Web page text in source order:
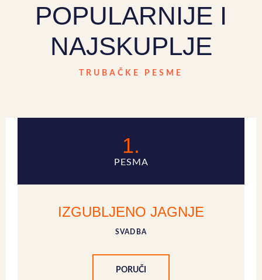
POPULARNIJE I
NAJSKUPLJE
TRUBAČKE PESME
1.
PESMA
IZGUBLJENO JAGNJE
SVADBA
PORUČI